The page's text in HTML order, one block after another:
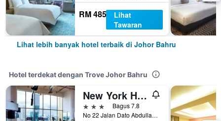
RM 485
Lihat
Tawaran
Lihat lebih banyak hotel terbaik di Johor Bahru
Hotel terdekat dengan Trove Johor Bahru
New York Hotel Johor Bahru
3 bintangBagus 7.8
No 22 Jalan Dato Abdullah Tahir, Johor Bahru, Malaysia